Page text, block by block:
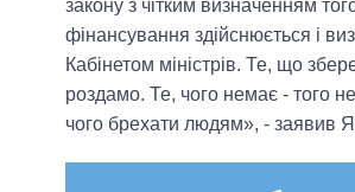
закону з чітким визначенням
фінансування здійснюється і
Кабінетом міністрів. Те, що
роздамо. Те, чого немає - того
чого брехати людям», - заявив